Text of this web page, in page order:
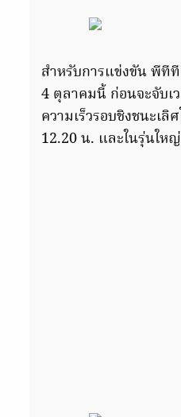
สำหรับการแข่งขัน พีที
4 ตุลาคมนี้ ก่อนจะจับเ
ความเร็วรอบชิงชนะเ
12.20 น. และในรุ่นให